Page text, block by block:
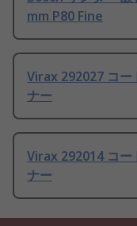
mm P80 Fine
Virax 292027 コー
ナー
Virax 292014 コー
ナー